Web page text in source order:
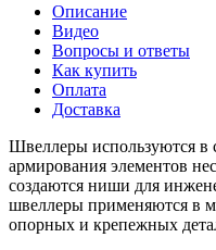
Описание
Видео
Вопросы и ответы
Как купить
Оплата
Доставка
Швеллеры используются в
армирования элементов
создаются ниши для
швеллеры применяются в
опорных и крепежных